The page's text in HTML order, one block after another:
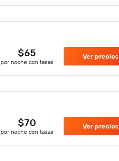
$65
por noche con tasas
Ver precios
$70
por noche con tasas
Ver precios